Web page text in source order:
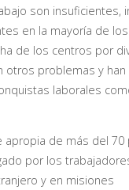
son insuficientes,
en la mayoría de
de los centros por
otros problemas y han
laborales
apropia de más del
por los
y en misiones